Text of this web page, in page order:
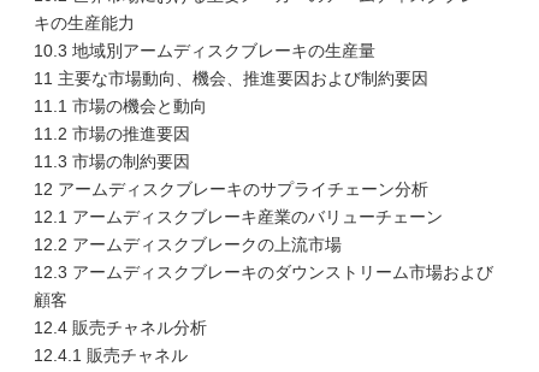
キの生産能力
10.3 地域別アームディスクブレーキの生産量
11 主要な市場動向、機会、推進要因および制約要因
11.1 市場の機会と動向
11.2 市場の推進要因
11.3 市場の制約要因
12 アームディスクブレーキのサプライチェーン分析
12.1 アームディスクブレーキ産業のバリューチェーン
12.2 アームディスクブレークの上流市場
12.3 アームディスクブレーキのダウンストリーム市場および
顧客
12.4 販売チャネル分析
12.4.1 販売チャネル